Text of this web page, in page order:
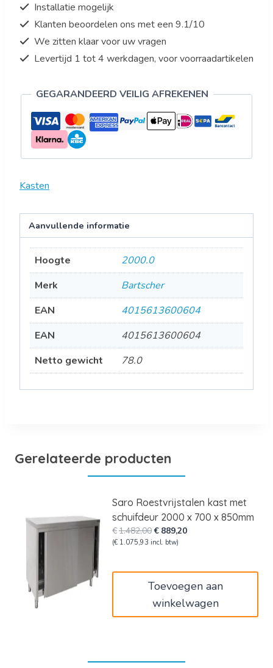
aantalInstallatie mogelijk
Klanten beoordelen ons met een 9.1/10
We zitten klaar voor uw vragen
Levertijd 1 tot 4 werkdagen, voor voorraadartikelen
GEGARANDEERD VEILIG AFREKENEN
Kasten
Aanvullende informatie
Hoogte
2000.0
Merk
Bartscher
EAN
4015613600604
EAN
4015613600604
Netto gewicht
78.0
Gerelateerde producten
Saro Roestvrijstalen kast met
schuifdeur 2000 x 700 x 850mm
€1.482,00Oorspronkelijke
prijs
€ 889,20Huidige
(€ 1.075,93 incl. btw)
Toevoegen aan
winkelwagen